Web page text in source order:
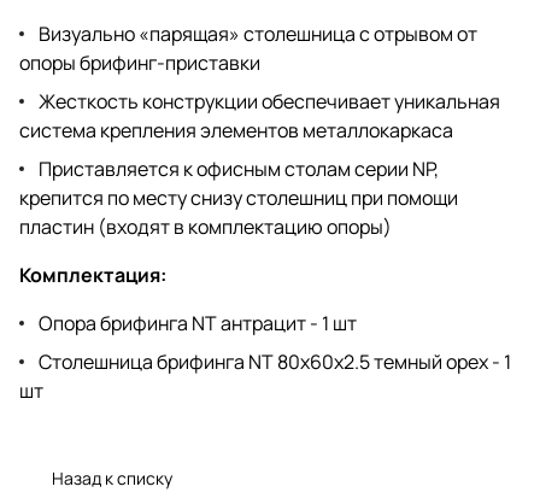
Визуально «парящая» столешница с отрывом от
опоры брифинг-приставки
Жесткость конструкции обеспечивает уникальная
система крепления элементов металлокаркаса
Приставляется к офисным столам серии NP,
крепится по месту снизу столешниц при помощи
пластин (входят в комплектацию опоры)
Комплектация:
Опора брифинга NT антрацит - 1 шт
Столешница брифинга NT 80х60х2.5 темный орех - 1
шт
Назад к списку